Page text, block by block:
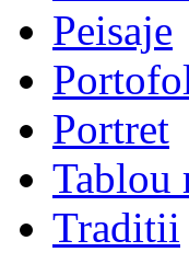
Peisaje
Portret
Tablou
Traditii